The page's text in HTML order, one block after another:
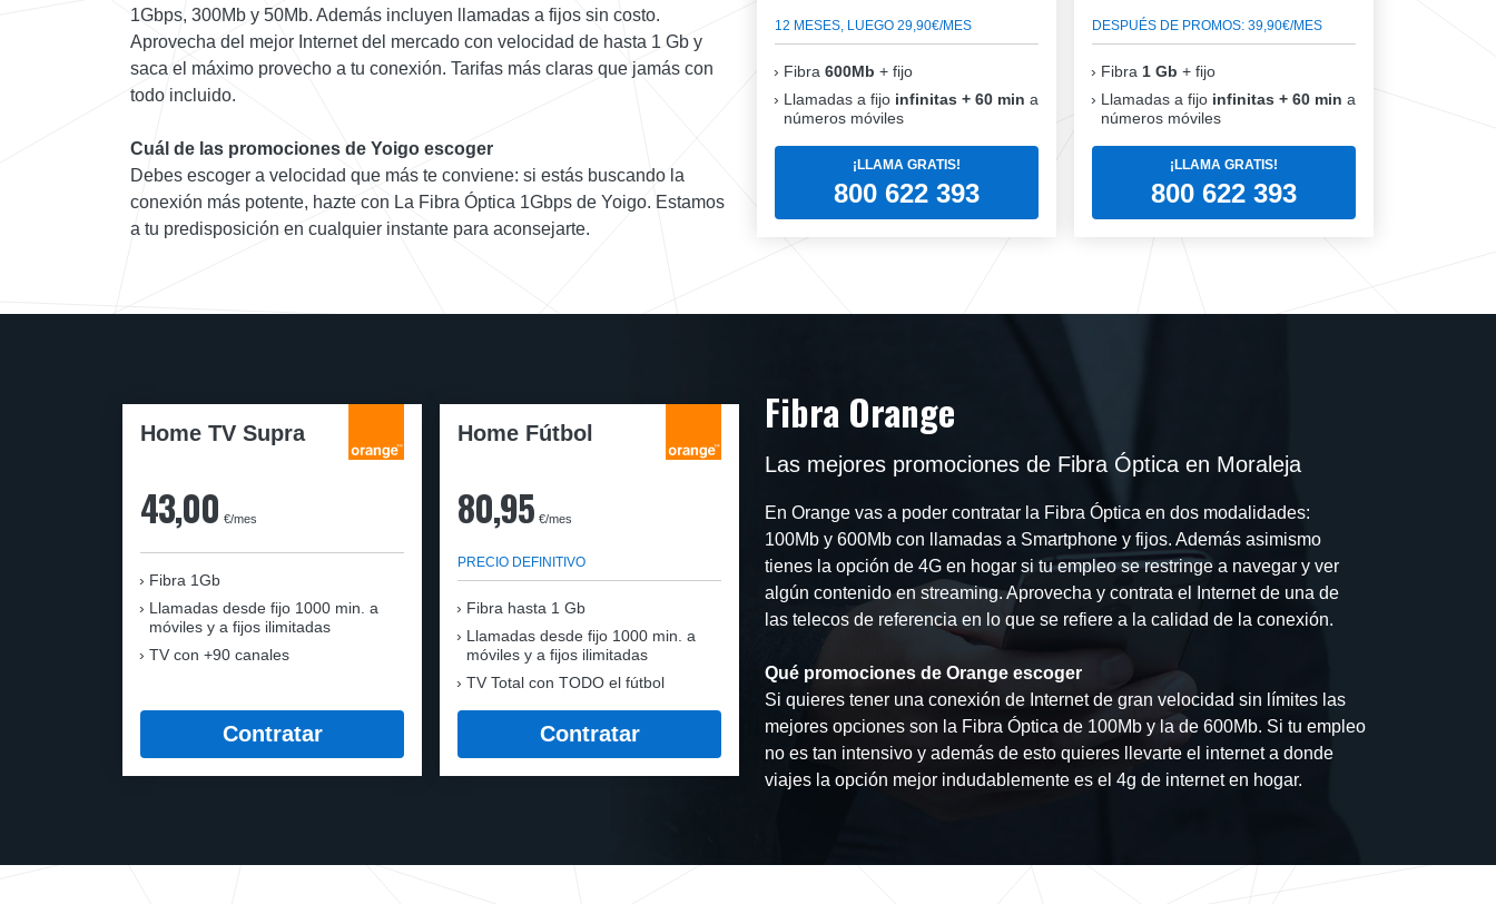
12 MESES, LUEGO 29,90€/MES
Fibra 600Mb + fijo
Llamadas a fijo infinitas + 60 min a
números móviles
¡LLAMA GRATIS!
800 622 393
DESPUÉS DE PROMOS: 39,90€/MES
Fibra 1 Gb + fijo
Llamadas a fijo infinitas + 60 min a
números móviles
¡LLAMA GRATIS!
800 622 393
1Gbps, 300Mb y 50Mb. Además incluyen llamadas a fijos sin costo.
Aprovecha del mejor Internet del mercado con velocidad de hasta 1 Gb y
saca el máximo provecho a tu conexión. Tarifas más claras que jamás con
todo incluido.
Cuál de las promociones de Yoigo escoger
Debes escoger a velocidad que más te conviene: si estás buscando la
conexión más potente, hazte con La Fibra Óptica 1Gbps de Yoigo. Estamos
a tu predisposición en cualquier instante para aconsejarte.
Home TV Supra
43,00 €/mes
Fibra 1Gb
Llamadas desde fijo 1000 min. a
móviles y a fijos ilimitadas
TV con +90 canales
Contratar
Home Fútbol
80,95 €/mes
PRECIO DEFINITIVO
Fibra hasta 1 Gb
Llamadas desde fijo 1000 min. a
móviles y a fijos ilimitadas
TV Total con TODO el fútbol
Contratar
Fibra Orange
Las mejores promociones de Fibra Óptica en Moraleja
En Orange vas a poder contratar la Fibra Óptica en dos modalidades:
100Mb y 600Mb con llamadas a Smartphone y fijos. Además asimismo
tienes la opción de 4G en hogar si tu empleo se restringe a navegar y ver
algún contenido en streaming. Aprovecha y contrata el Internet de una de
las telecos de referencia en lo que se refiere a la calidad de la conexión.
Qué promociones de Orange escoger
Si quieres tener una conexión de Internet de gran velocidad sin límites las
mejores opciones son la Fibra Óptica de 100Mb y la de 600Mb. Si tu empleo
no es tan intensivo y además de esto quieres llevarte el internet a donde
viajes la opción mejor indudablemente es el 4g de internet en hogar.